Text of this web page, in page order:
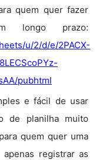
quem quer fazer
longo prazo:
u/2/d/e/2PACX-
pubhtml
e fácil de usar
de planilha muito
quem quer uma
registrar as